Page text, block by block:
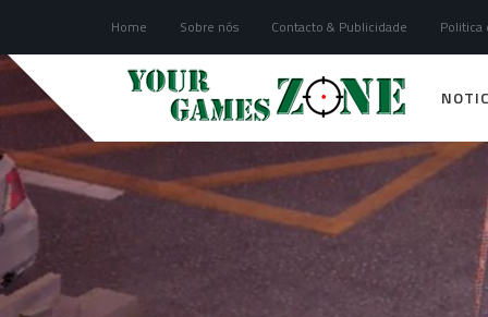
Home Sobre nós Contacto & Publicidade Politica